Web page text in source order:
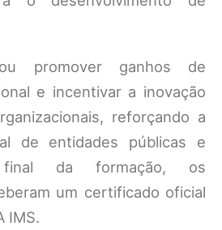
promover ganhos de
e incentivar a inovação
reforçando a
de entidades públicas e
da formação, os
um certificado oficial
IMS.